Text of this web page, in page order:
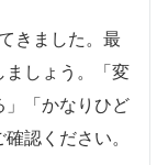
きました。最
ましょう。「変
」「かなりひど
認ください。